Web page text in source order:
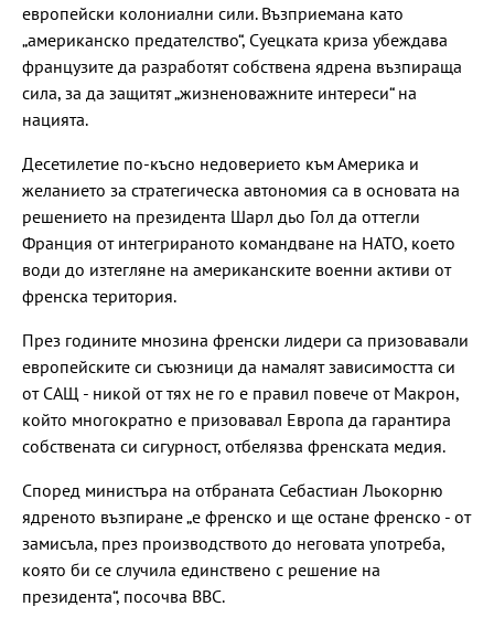
европейски колониални сили. Възприемана като
„американско предателство“, Суецката криза убеждава
французите да разработят собствена ядрена възпираща
сила, за да защитят „жизненоважните интереси“ на
нацията.
Десетилетие по-късно недоверието към Америка и
желанието за стратегическа автономия са в основата на
решението на президента Шарл дьо Гол да оттегли
Франция от интегрираното командване на НАТО, което
води до изтегляне на американските военни активи от
френска територия.
През годините мнозина френски лидери са призовавали
европейските си съюзници да намалят зависимостта си
от САЩ - никой от тях не го е правил повече от Макрон,
който многократно е призовавал Европа да гарантира
собствената си сигурност, отбелязва френската медия.
Според министъра на отбраната Себастиан Льокорню
ядреното възпиране „е френско и ще остане френско - от
замисъла, през производството до неговата употреба,
която би се случила единствено с решение на
президента“, посочва BBC.